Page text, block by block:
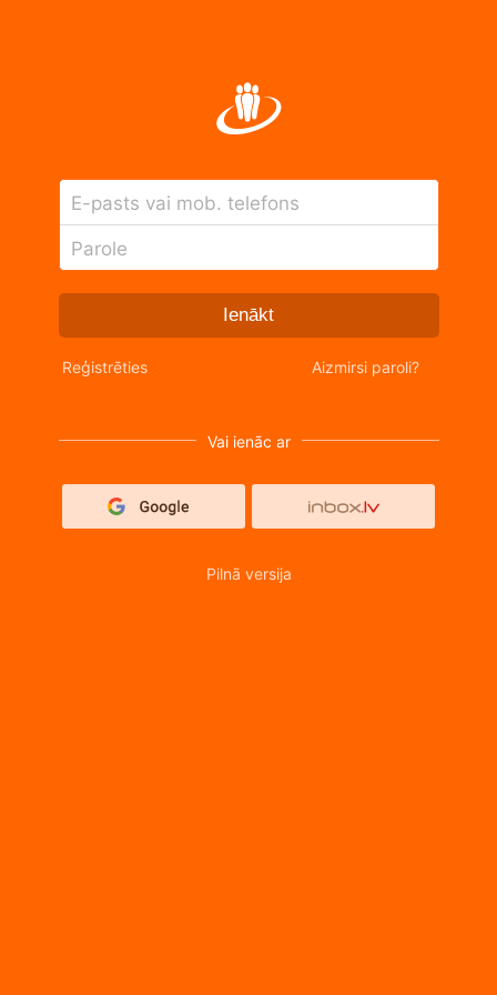
E-pasts vai mob. telefons
Parole
Ienākt
Reģistrēties Aizmirsi paroli?
Vai ienāc ar
Pilnā versija